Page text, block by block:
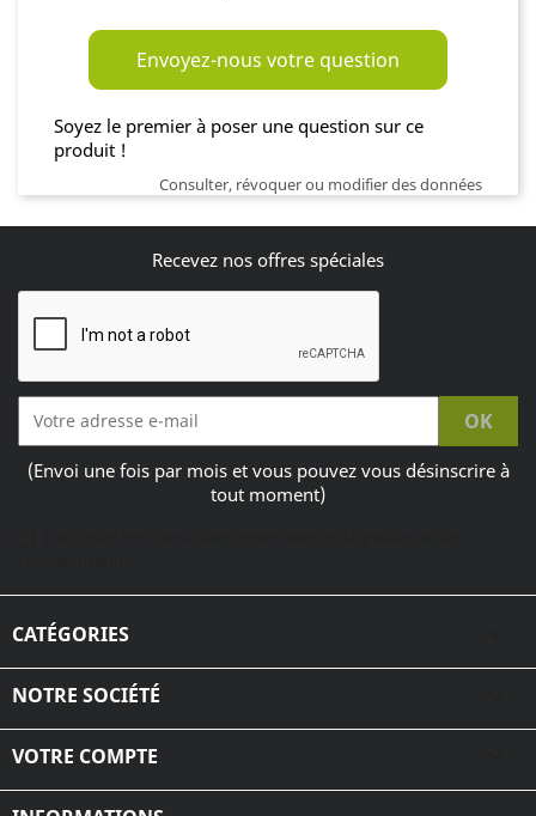
Envoyez-nous votre question
Soyez le premier à poser une question sur ce
produit !
Consulter, révoquer ou modifier des données
Recevez nos offres spéciales
(Envoi une fois par mois et vous pouvez vous désinscrire à
tout moment)
CATÉGORIES
NOTRE SOCIÉTÉ
VOTRE COMPTE